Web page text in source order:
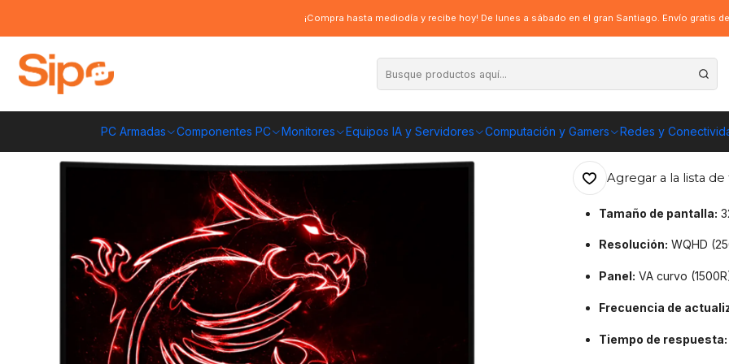
PC Armadas Componentes PC Monitores Equipos IA y Servidores Computación y Gamers Redes y
¡Compra hasta mediodía y recibe hoy! De lunes a sábado en el gran Santiago. Envío gratis
Monitor Gamer MSI G32CQ4 E2, 32" WQHD Curvo, 170Hz, VA, HDR
Monitor Gamer
170Hz, VA, HDR
ENVÍO GRATIS A
Agregar a la lista de
Tamaño de pantalla:
Resolución: WQHD
Panel: VA curvo
Frecuencia de
Tiempo de respuesta: